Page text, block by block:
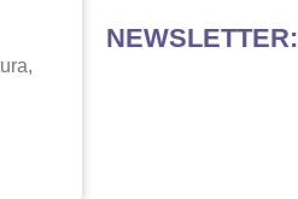
NEWSLETTER: